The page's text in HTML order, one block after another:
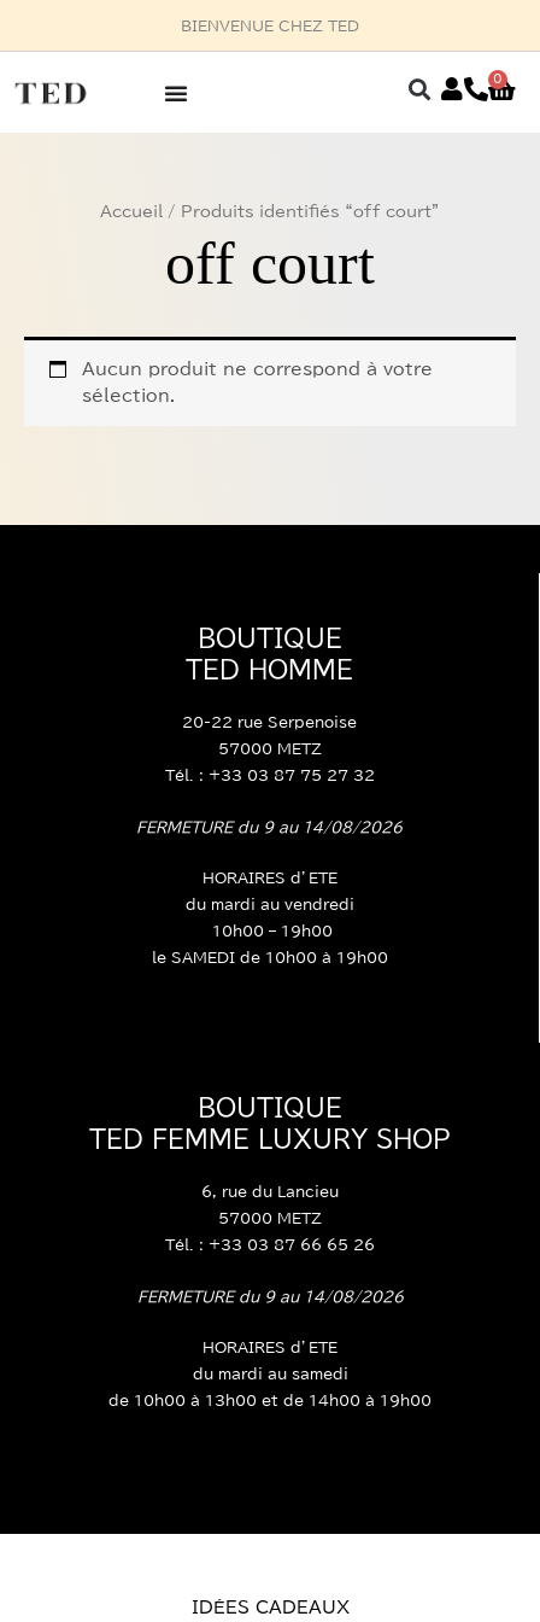
BIENVENUE CHEZ TED
0
Accueil / Produits identifiés “off court”
off court
Aucun produit ne correspond à votre
sélection.
BOUTIQUE
TED HOMME
20-22 rue Serpenoise
57000 METZ
Tél. : +33 03 87 75 27 32
FERMETURE du 9 au 14/08/2026
HORAIRES d’ETE
du mardi au vendredi
10h00 – 19h00
le SAMEDI de 10h00 à 19h00
BOUTIQUE
TED FEMME LUXURY SHOP
6, rue du Lancieu
57000 METZ
Tél. : +33 03 87 66 65 26
FERMETURE du 9 au 14/08/2026
HORAIRES d’ETE
du mardi au samedi
de 10h00 à 13h00 et de 14h00 à 19h00
IDÉES CADEAUX